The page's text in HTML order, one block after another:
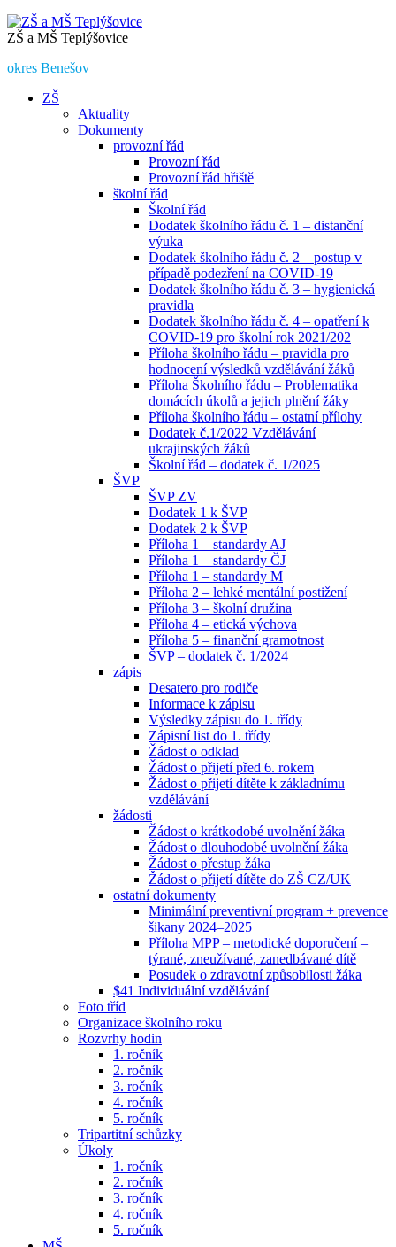
ZŠ a MŠ Teplýšovice
okres Benešov
ZŠ
Aktuality
Dokumenty
provozní řád
Provozní řád
Provozní řád hřiště
školní řád
Školní řád
Dodatek školního řádu č. 1 – distanční
výuka
Dodatek školního řádu č. 2 – postup v
případě podezření na COVID-19
Dodatek školního řádu č. 3 – hygienická
pravidla
Dodatek školního řádu č. 4 – opatření k
COVID-19 pro školní rok 2021/202
Příloha školního řádu – pravidla pro
hodnocení výsledků vzdělávání žáků
Příloha Školního řádu – Problematika
domácích úkolů a jejich plnění žáky
Příloha školního řádu – ostatní přílohy
Dodatek č.1/2022 Vzdělávání
ukrajinských žáků
Školní řád – dodatek č. 1/2025
ŠVP
ŠVP ZV
Dodatek 1 k ŠVP
Dodatek 2 k ŠVP
Příloha 1 – standardy AJ
Příloha 1 – standardy ČJ
Příloha 1 – standardy M
Příloha 2 – lehké mentální postižení
Příloha 3 – školní družina
Příloha 4 – etická výchova
Příloha 5 – finanční gramotnost
ŠVP – dodatek č. 1/2024
zápis
Desatero pro rodiče
Informace k zápisu
Výsledky zápisu do 1. třídy
Zápisní list do 1. třídy
Žádost o odklad
Žádost o přijetí před 6. rokem
Žádost o přijetí dítěte k základnímu
vzdělávání
žádosti
Žádost o krátkodobé uvolnění žáka
Žádost o dlouhodobé uvolnění žáka
Žádost o přestup žáka
Žádost o přijetí dítěte do ZŠ CZ/UK
ostatní dokumenty
Minimální preventivní program + prevence
šikany 2024–2025
Příloha MPP – metodické doporučení –
týrané, zneužívané, zanedbávané dítě
Posudek o zdravotní způsobilosti žáka
$41 Individuální vzdělávání
Foto tříd
Organizace školního roku
Rozvrhy hodin
1. ročník
2. ročník
3. ročník
4. ročník
5. ročník
Tripartitní schůzky
Úkoly
1. ročník
2. ročník
3. ročník
4. ročník
5. ročník